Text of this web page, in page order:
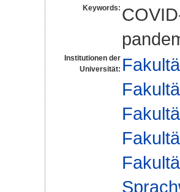
Keywords:
Institutionen der
Universität: